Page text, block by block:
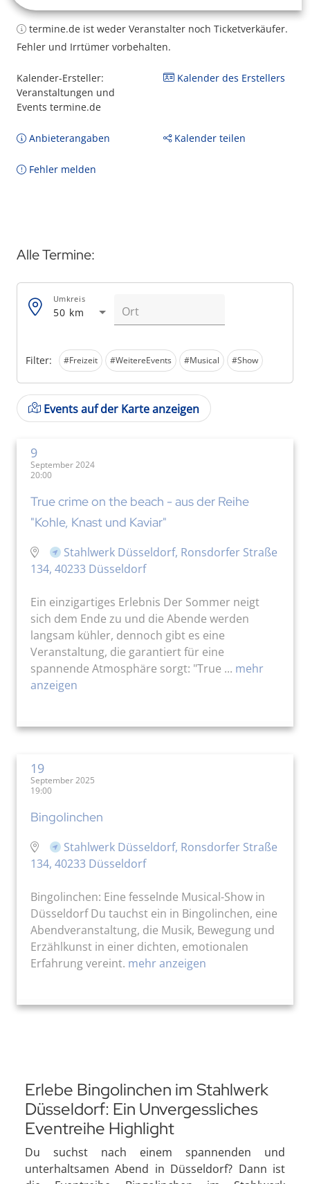
termine.de ist weder Veranstalter noch Ticketverkäufer.
Fehler und Irrtümer vorbehalten.
Kalender-Ersteller:
Veranstaltungen und
Events termine.de
Kalender des Erstellers
Anbieterangaben Kalender teilen
Fehler melden
Alle Termine:
Filter: #Freizeit #WeitereEvents #Musical #Show
50 km
Umkreis
Events auf der Karte anzeigen
9
September 2024
20:00
True crime on the beach - aus der Reihe
"Kohle, Knast und Kaviar"
Stahlwerk Düsseldorf, Ronsdorfer Straße
134, 40233 Düsseldorf
Ein einzigartiges Erlebnis Der Sommer neigt
sich dem Ende zu und die Abende werden
langsam kühler, dennoch gibt es eine
Veranstaltung, die garantiert für eine
spannende Atmosphäre sorgt: "True ... mehr
anzeigen
19
September 2025
19:00
Bingolinchen
Stahlwerk Düsseldorf, Ronsdorfer Straße
134, 40233 Düsseldorf
Bingolinchen: Eine fesselnde Musical-Show in
Düsseldorf Du tauchst ein in Bingolinchen, eine
Abendveranstaltung, die Musik, Bewegung und
Erzählkunst in einer dichten, emotionalen
Erfahrung vereint. mehr anzeigen
Erlebe Bingolinchen im Stahlwerk
Düsseldorf: Ein Unvergessliches
Eventreihe Highlight
Du suchst nach einem spannenden und
unterhaltsamen Abend in Düsseldorf? Dann ist